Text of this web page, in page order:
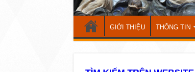
GIỚI THIỆU THÔNG TIN